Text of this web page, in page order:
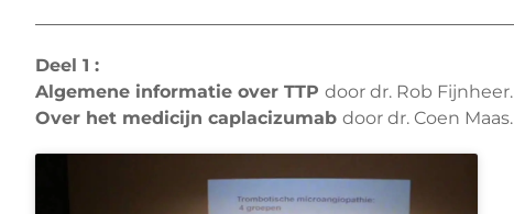
Deel 1 :
Algemene informatie over TTPdoor dr. Rob Fijnheer.
Over het medicijn caplacizumabdoor dr. Coen Maas.